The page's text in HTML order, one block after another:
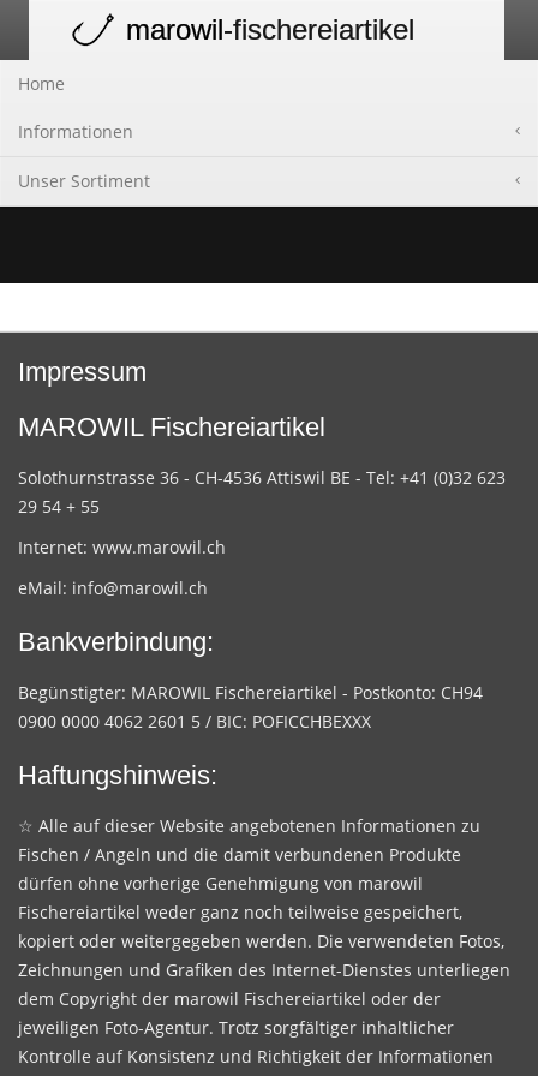
navigation
marowil-fischereiartikel
Home
Informationen
Unser Sortiment
Impressum
MAROWIL Fischereiartikel
Solothurnstrasse 36 - CH-4536 Attiswil BE - Tel: +41 (0)32 623
29 54 + 55
Internet: www.marowil.ch
eMail: info@marowil.ch
Bankverbindung:
Begünstigter: MAROWIL Fischereiartikel - Postkonto: CH94
0900 0000 4062 2601 5 / BIC: POFICCHBEXXX
Haftungshinweis:
☆ Alle auf dieser Website angebotenen Informationen zu
Fischen / Angeln und die damit verbundenen Produkte
dürfen ohne vorherige Genehmigung von marowil
Fischereiartikel weder ganz noch teilweise gespeichert,
kopiert oder weitergegeben werden. Die verwendeten Fotos,
Zeichnungen und Grafiken des Internet-Dienstes unterliegen
dem Copyright der marowil Fischereiartikel oder der
jeweiligen Foto-Agentur. Trotz sorgfältiger inhaltlicher
Kontrolle auf Konsistenz und Richtigkeit der Informationen